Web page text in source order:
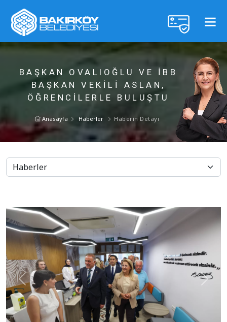
BAŞKAN OVALIOĞLU VE İBB
BAŞKAN VEKİLİ ASLAN,
ÖĞRENCİLERLE BULUŞTU
Anasayfa Haberler Haberin Detayı